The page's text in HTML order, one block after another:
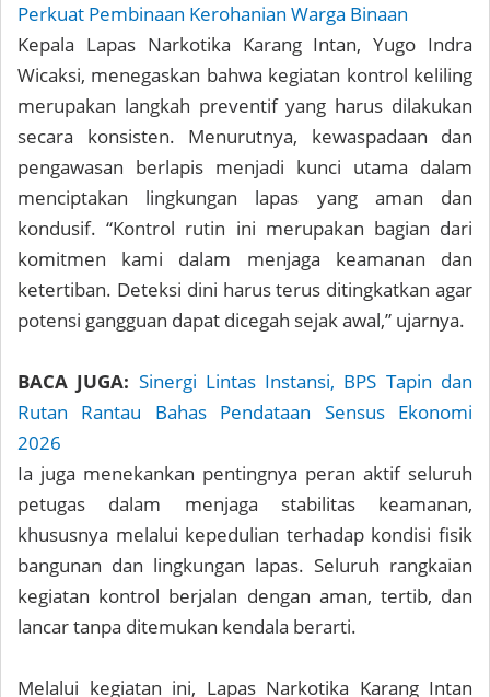
Perkuat Pembinaan Kerohanian Warga Binaan
Kepala Lapas Narkotika Karang Intan, Yugo Indra
Wicaksi, menegaskan bahwa kegiatan kontrol keliling
merupakan langkah preventif yang harus dilakukan
secara konsisten. Menurutnya, kewaspadaan dan
pengawasan berlapis menjadi kunci utama dalam
menciptakan lingkungan lapas yang aman dan
kondusif. “Kontrol rutin ini merupakan bagian dari
komitmen kami dalam menjaga keamanan dan
ketertiban. Deteksi dini harus terus ditingkatkan agar
potensi gangguan dapat dicegah sejak awal,” ujarnya.
BACA JUGA: Sinergi Lintas Instansi, BPS Tapin dan
Rutan Rantau Bahas Pendataan Sensus Ekonomi
2026
Ia juga menekankan pentingnya peran aktif seluruh
petugas dalam menjaga stabilitas keamanan,
khususnya melalui kepedulian terhadap kondisi fisik
bangunan dan lingkungan lapas. Seluruh rangkaian
kegiatan kontrol berjalan dengan aman, tertib, dan
lancar tanpa ditemukan kendala berarti.
Melalui kegiatan ini, Lapas Narkotika Karang Intan